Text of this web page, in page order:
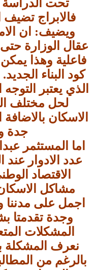
تحت
فالابراج تضيف
ويضيف: ان
عقال الوزارة
فاعلية وهذا
كود البناء
الذي يعتبر التوجه
لحل مختلف
الاسكان
جدة
اما المستثمر
عدد الادوار
الاقتصاد
مشاكل
اجمل على مدننا
وجدة تقدمتا
المشكلات
نعرف المشكلة
بالرغم من